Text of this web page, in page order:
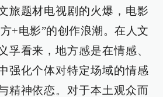
旅题材电视剧的火爆，电影
+电影”的创作浪潮。在人文
孚看来，地方感是在情感、
强化个体对特定场域的情感
精神依恋。对于本土观众而